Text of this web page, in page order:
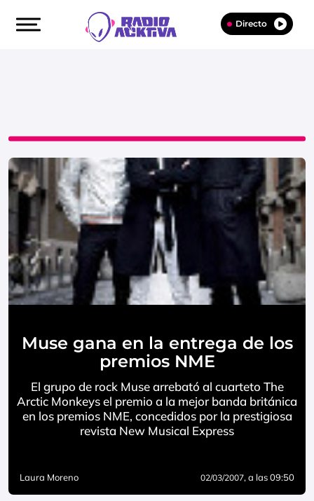
Directo
Muse gana en la entrega de los
premios NME
El grupo de rock Muse arrebató al cuarteto The
Arctic Monkeys el premio a la mejor banda británica
en los premios NME, concedidos por la prestigiosa
revista New Musical Express
Laura Moreno 02/03/2007, a las 09:50